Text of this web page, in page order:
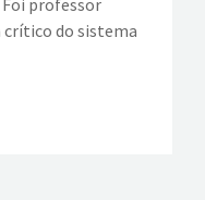
Foi professor
do sistema